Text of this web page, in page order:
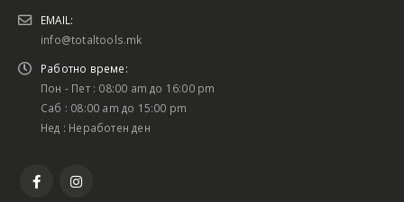
EMAIL:
info@totaltools.mk
Работно време:
Пон - Пет : 08:00 am до 16:00 pm
Саб : 08:00 am до 15:00 pm
Нед : Неработен ден